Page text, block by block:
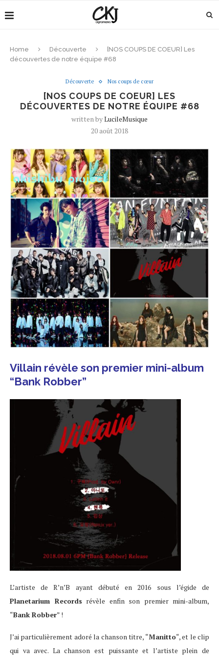
Home Découverte
[NOS COUPS DE COEUR] Les
découvertes de notre équipe #68
Découverte Nos coups de cœur
[NOS COUPS DE COEUR] LES
DÉCOUVERTES DE NOTRE ÉQUIPE #68
written byLucileMusique
20 août 2018
Villain révèle son premier mini-album
“Bank Robber”
L’artiste de R’n’B ayant débuté en 2016 sous l’égide de
Planetarium Records révèle enfin son premier mini-album,
“Bank Robber” !
J’ai particulièrement adoré la chanson titre, “Manitto“, et le clip
qui va avec. La chanson est puissante et l’artiste plein de